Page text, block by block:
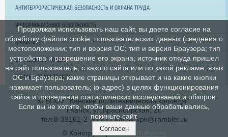
АНТИТЕРРОРИСТИЧЕСКАЯ БЕЗОПАСНОСТЬ И ОХРАНА ТРУДА
ИНФОРМАЦИОННАЯ БЕЗОПАСНОСТЬ
ПРОФСОЮЗ
ОБРАЩЕНИЕ ГРАЖДАН
СЛУЖБА ПО КОНТРАКТУ
КГБПОУ "Канский политехнический колледж"
г.Канск, ул.Красноярская, 26
тел.8-39161-2-35-51 / kansk-kpk@rambler.ru
© Конструктор сайтов
Nubex.ru
Продолжая использовать наш сайт, вы даете согласие на
обработку файлов cookie, пользовательских данных (сведения о
местоположении; тип и версия ОС; тип и версия Браузера; тип
устройства и разрешение его экрана; источник откуда пришел
на сайт пользователь; с какого сайта или по какой рекламе; язык
ОС и Браузера; какие страницы открывает и на какие кнопки
нажимает пользователь; ip-адрес) в целях функционирования
сайта и проведения статистических исследований и обзоров.
Если вы не хотите, чтобы ваши данные обрабатывались,
покиньте сайт.
Согласен